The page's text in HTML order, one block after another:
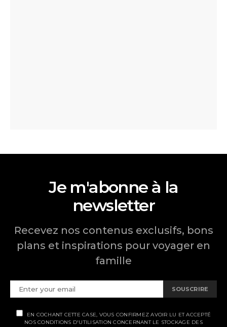
Je m'abonne à la
newsletter
Recevez nos contenus exclusifs, bons
plans et inspirations pour voyager en
famille
SOUSCRIRE
EN COCHANT CETTE CASE, VOUS CONFIRMEZ AVOIR LU ET ACCEPTÉ
NOS CONDITIONS D'UTILISATION CONCERNANT LE STOCKAGE DES